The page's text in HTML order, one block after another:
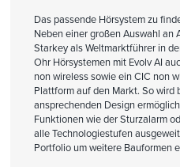
Das passende Hörsystem zu
Neben einer großen Auswahl an
Starkey als Weltmarktführer in
Ohr Hörsystemen mit Evolv AI
non wireless sowie ein CIC non
Plattform auf den Markt. So wird
ansprechenden Design
Funktionen wie der Sturzalarm
alle Technologiestufen
Portfolio um weitere Bauformen